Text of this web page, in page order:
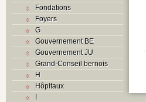
Fondations
Foyers
G
Gouvernement BE
Gouvernement JU
Grand-Conseil bernois
H
Hôpitaux
I